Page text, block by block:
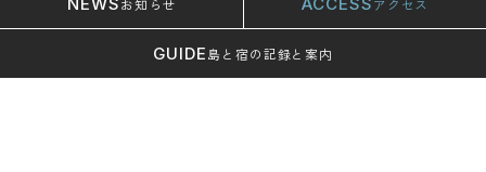
GUIDE島と宿の記録と案内